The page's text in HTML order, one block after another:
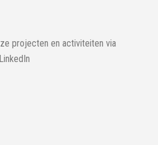
projecten en activiteiten via
LinkedIn